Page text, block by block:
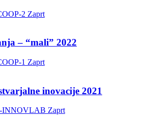
2 Zaprt
– “mali” 2022
1 Zaprt
inovacije 2021
INNOVLAB Zaprt